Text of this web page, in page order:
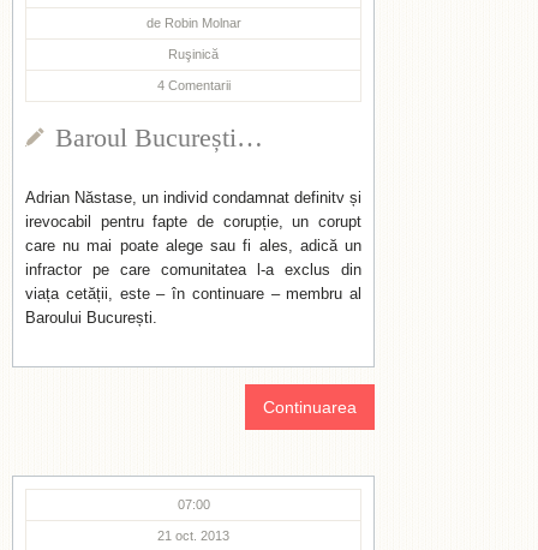
de Robin Molnar
Ruşinică
4 Comentarii
Baroul București…
Adrian Năstase, un individ condamnat definitv și
irevocabil pentru fapte de corupție, un corupt
care nu mai poate alege sau fi ales, adică un
infractor pe care comunitatea l-a exclus din
viața cetății, este – în continuare – membru al
Baroului București.
Continuarea
07:00
21 oct. 2013